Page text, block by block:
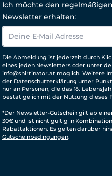
Ich möchte den
Newsletter erhalten:
Die Abmeldung ist jederzeit durch
eines jeden Newsletters oder unter
info@shirtinator.at möglich. Weitere
der Datenschutzerklärung unter
nur an Personen, die das 18.
bestätige ich mit der Nutzung dieses
*Der Newsletter-Gutschein gilt ab
30€ und ist nicht gültig in
Rabattaktionen. Es gelten darüber
Gutscheinbedingungen.